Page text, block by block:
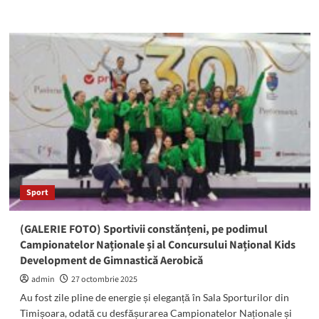
Iată
sportivii
CS
Marea
Neagră
la
Cupa
României
la
Kung
2025:
a
avut
loc
Mangalia
Sport
(GALERIE FOTO) Sportivii constănțeni, pe podimul
Campionatelor Naționale și al Concursului Național Kids
Development de Gimnastică Aerobică
admin
27 octombrie 2025
Au fost zile pline de energie și eleganță în Sala Sporturilor din
Timișoara, odată cu desfășurarea Campionatelor Naționale și